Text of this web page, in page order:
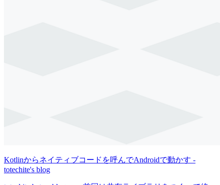
Kotlinからネイティブコードを呼んでAndroidで動かす -
totechite's blog